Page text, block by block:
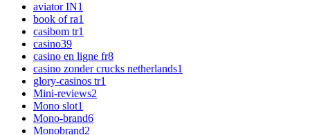
aviator IN1
book of ra1
casibom tr1
casino39
casino en ligne fr8
casino zonder crucks netherlands1
glory-casinos tr1
Mini-reviews2
Mono slot1
Mono-brand6
Monobrand2